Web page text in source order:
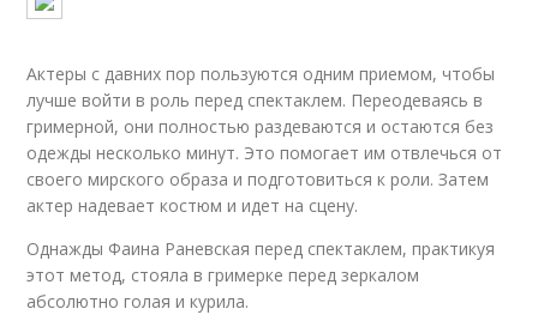
Актеры с давних пор пользуются одним приемом, чтобы
лучше войти в роль перед спектаклем. Переодеваясь в
гримерной, они полностью раздеваются и остаются без
одежды несколько минут. Это помогает им отвлечься от
своего мирского образа и подготовиться к роли. Затем
актер надевает костюм и идет на сцену.
Однажды Фаина Раневская перед спектаклем, практикуя
этот метод, стояла в гримерке перед зеркалом
абсолютно голая и курила.